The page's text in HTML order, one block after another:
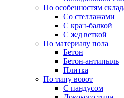
По особенностям
Со стеллажами
С кран-балкой
С ж/д веткой
По материалу пола
Бетон
Бетон-антипыль
Плитка
По типу ворот
С пандусом